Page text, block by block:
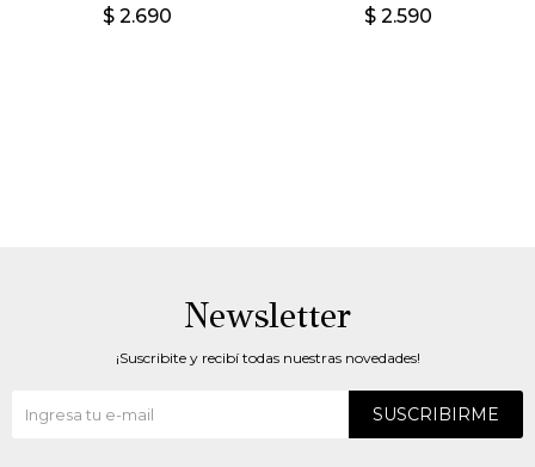
$ 2.690 $ 2.590
Newsletter
¡Suscribite y recibí todas nuestras novedades!
SUSCRIBIRME